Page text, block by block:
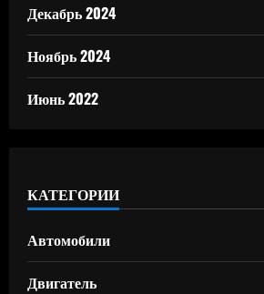
Декабрь 2024
Ноябрь 2024
Июнь 2022
КАТЕГОРИИ
Автомобили
Двигатель